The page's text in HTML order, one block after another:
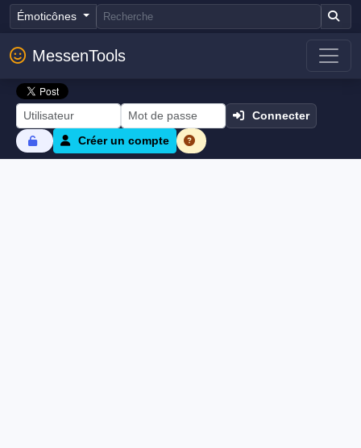
Émoticônes
MessenTools
Connecter
Créer un compte